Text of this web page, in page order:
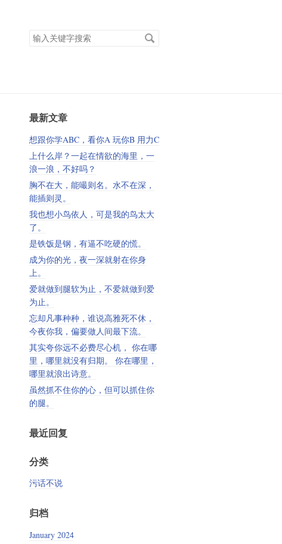
搜
索
最新文章
想跟你学ABC，看你A 玩你B 用力C
上什么岸？一起在情欲的海里，一
浪一浪，不好吗？
胸不在大，能嘬则名。水不在深，
能插则灵。
我也想小鸟依人，可是我的鸟太大
了。
是铁饭是钢，有逼不吃硬的慌。
成为你的光，夜一深就射在你身
上。
爱就做到腿软为止，不爱就做到爱
为止。
忘却凡事种种，谁说高雅死不休，
今夜你我，偏要做人间最下流。
其实夸你远不必费尽心机， 你在哪
里，哪里就没有归期。 你在哪里，
哪里就浪出诗意。
虽然抓不住你的心，但可以抓住你
的腿。
最近回复
分类
污话不说
归档
January 2024